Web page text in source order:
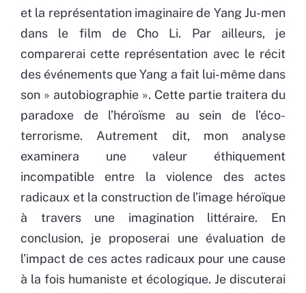
et la représentation imaginaire de Yang Ju-men
dans le film de Cho Li. Par ailleurs, je
comparerai cette représentation avec le récit
des événements que Yang a fait lui-même dans
son » autobiographie ». Cette partie traitera du
paradoxe de l’héroïsme au sein de l’éco-
terrorisme. Autrement dit, mon analyse
examinera une valeur éthiquement
incompatible entre la violence des actes
radicaux et la construction de l’image héroïque
à travers une imagination littéraire. En
conclusion, je proposerai une évaluation de
l’impact de ces actes radicaux pour une cause
à la fois humaniste et écologique. Je discuterai